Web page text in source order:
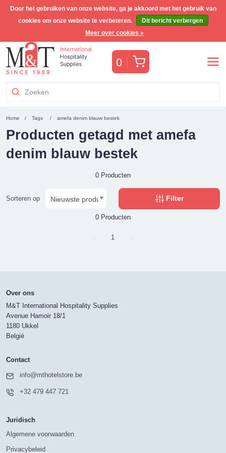
Gratis Benelux verzending voor orders >€255(incl. BTW)
0 Winkelwagen
Home Tags amefa denim blauw bestek
Producten getagd met amefa
denim blauw bestek
0 Producten
Sorteren op Filter
0 Producten
Page
1
Over ons
M&T International Hospitality Supplies
Avenue Hamoir 18/1
1180 Ukkel
België
Contact
info@mthotelstore.be
+32 479 447 721
Juridisch
Algemene voorwaarden
Privacybeleid
Door het gebruiken van onze website, ga je akkoord met het gebruik van
cookies om onze website te verbeteren.
Dit bericht verbergen
Meer over cookies »